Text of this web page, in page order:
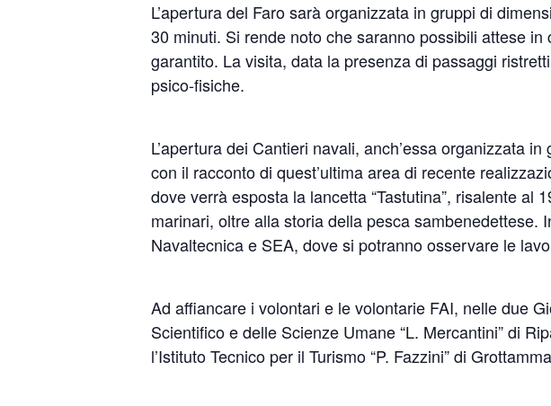
L’apertura del Faro sarà organizzata in gruppi di
30 minuti. Si rende noto che saranno possibili attese
garantito. La visita, data la presenza di passaggi
psico-fisiche.
L’apertura dei Cantieri navali, anch’essa organizzata
con il racconto di quest’ultima area di recente
dove verrà esposta la lancetta “Tastutina”, risalente
marinari, oltre alla storia della pesca
Navaltecnica e SEA, dove si potranno osservare le
Ad affiancare i volontari e le volontarie FAI, nelle due
Scientifico e delle Scienze Umane “L. Mercantini” di
l’Istituto Tecnico per il Turismo “P. Fazzini” di